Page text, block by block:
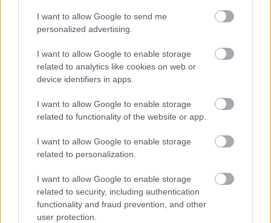
I want to allow Google to send me
personalized advertising.
I want to allow Google to enable storage
related to analytics like cookies on web or
device identifiers in apps.
I want to allow Google to enable storage
related to functionality of the website or app.
I want to allow Google to enable storage
related to personalization.
I want to allow Google to enable storage
related to security, including authentication
functionality and fraud prevention, and other
user protection.
Nem az ilyenek weboldalán ugrik fel egy pop-up
"köszöntöm holnapomon! stb-stb" szöveggel, a lap
alján pedig beszkennelt aláírás???
Pitypalatty úrfi
@misbelief : De.(mondjuk a "köszöntöm
honlapomon" szöveg pont nem túl nyerő, úgyhogy
profiknál biztos nem látsz ilyet)
Magyarországon a legismertebb ilyen Wolf Gábor.
Mondjuk ő tényleg tud valamit, akármilyen irritáló is
a stílusa.